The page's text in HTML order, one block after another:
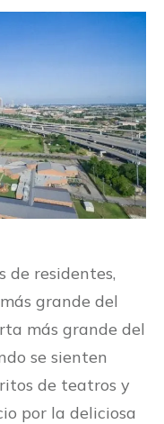
de residentes,
grande del
más grande del
se sienten
de teatros y
por la deliciosa